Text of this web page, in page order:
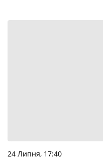
24 Липня, 17:40